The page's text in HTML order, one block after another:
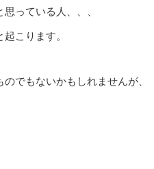
っている人、、、
こります。
でもないかもしれませんが、